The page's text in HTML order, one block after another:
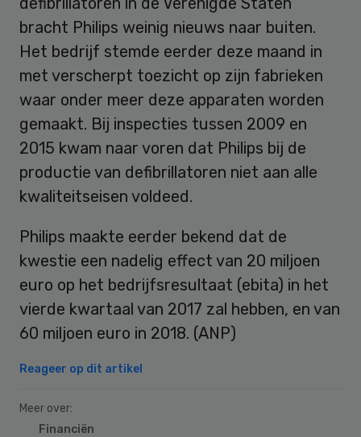
bracht Philips weinig nieuws naar buiten.
Het bedrijf stemde eerder deze maand in
met verscherpt toezicht op zijn fabrieken
waar onder meer deze apparaten worden
gemaakt. Bij inspecties tussen 2009 en
2015 kwam naar voren dat Philips bij de
productie van defibrillatoren niet aan alle
kwaliteitseisen voldeed.
Philips maakte eerder bekend dat de
kwestie een nadelig effect van 20 miljoen
euro op het bedrijfsresultaat (ebita) in het
vierde kwartaal van 2017 zal hebben, en van
60 miljoen euro in 2018. (ANP)
Reageer op dit artikel
Meer over:
Financiën